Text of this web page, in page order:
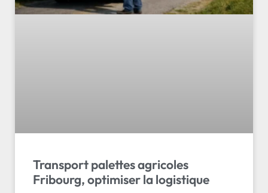
Transport palettes agricoles
Fribourg, optimiser la logistique